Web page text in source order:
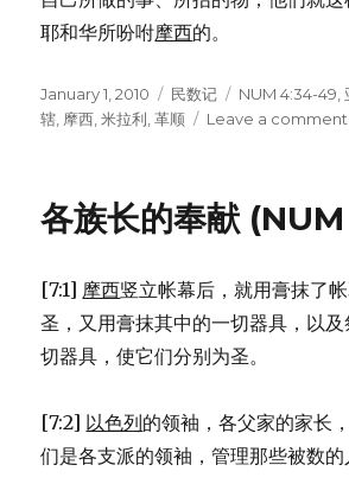
耶和华所吩咐摩西的。
Posted
on
January 1, 2010 Categories
民数记 Tags
NUM 4:34-49
辖 摩西 ,米拉利 ,革顺 Leave a comment
各族长的奉献
[7:1] 摩西竖立帐幕后，就用膏抹了
圣，又用膏抹其中的一切器具，以
切器具，使它们分别为圣。
[7:2] 以色列的领袖，各父家的家长
们是各支派的领袖，管理那些被数的